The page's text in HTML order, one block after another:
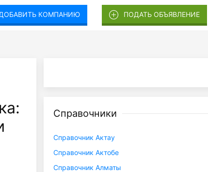
КОМПАНИЮ ПОДАТЬ ОБЪЯВЛЕНИЕ
Справочники
Справочник Актау
Справочник Актобе
Справочник Алматы